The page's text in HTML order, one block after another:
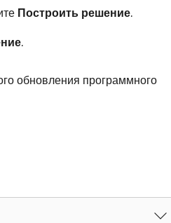
Построить решение.
.
обновления программного